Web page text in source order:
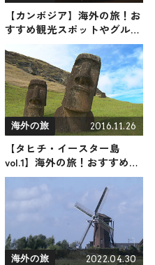
【カンボジア】海外の旅！お
すすめ観光スポットやグルメ
をリポート
海外の旅 2016.11.26
【タヒチ・イースター島
vol.1】海外の旅！おすすめ観
光スポットやグルメをリポー
海外の旅 2022.04.30